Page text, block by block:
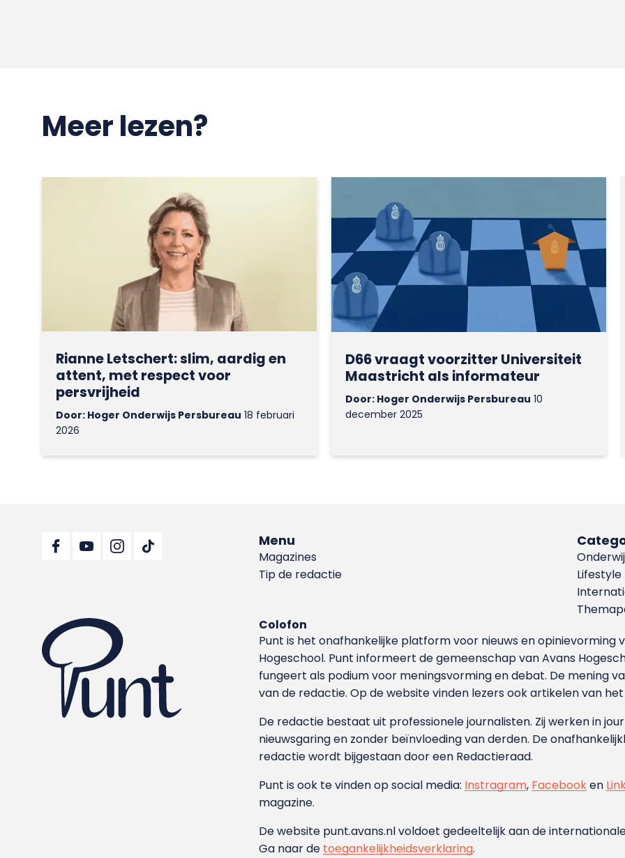
Meer lezen?
Rianne Letschert: slim, aardig en
attent, met respect voor
persvrijheid
Door: Hoger Onderwijs Persbureau 18 februari
2026
D66 vraagt voorzitter Universiteit
Maastricht als informateur
Door: Hoger Onderwijs Persbureau 10
december 2025
Menu
Magazines
Tip de redactie
Lifestyle
Colofon
Punt is het onafhankelijke platform voor nieuws en
Hoge­school. Punt informeert de gemeenschap van Avans
fungeert als podium voor meningsvorming en debat. De mening
van de redactie. Op de website vinden lezers ook artikelen van
De redactie bestaat uit professionele journalisten. Zij werken in
nieuwsgaring en zonder beïnvloeding van derden. De
redactie wordt bijgestaan door een Redactieraad.
Punt is ook te vinden op social media: Instragram, Facebooken
magazine.
De website punt.avans.nl voldoet gedeeltelijk aan de
Ga naar de toegankelijkheidsverklaring.